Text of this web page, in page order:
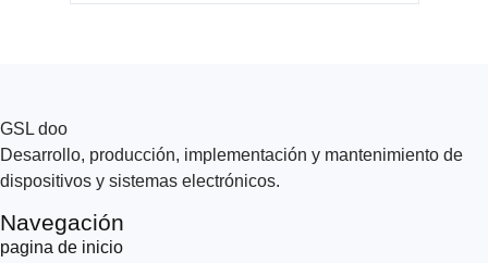
GSL doo
Desarrollo, producción, implementación y mantenimiento de
dispositivos y sistemas electrónicos.
Navegación
pagina de inicio